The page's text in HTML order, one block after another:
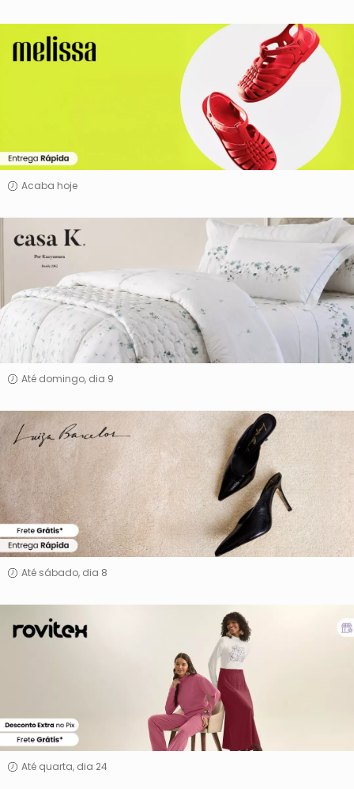
Melissa
Acaba hoje
Casa
Kacyumara
Até domingo, dia 9
Luiza
Barcelos
Até sábado, dia 8
Rovitex
Até quarta, dia 24